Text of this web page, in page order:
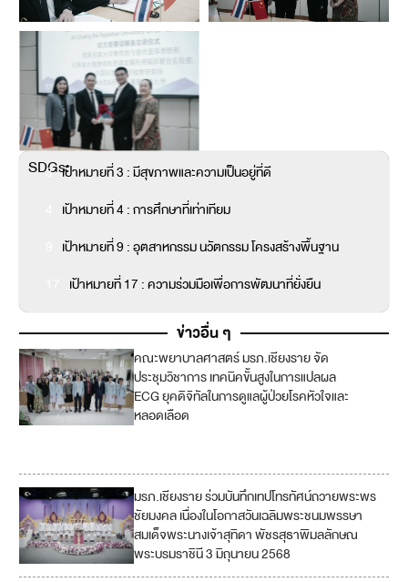
SDGs:
3 เป้าหมายที่ 3 : มีสุขภาพและความเป็นอยู่ที่ดี
เป้าหมายที่ 4 : การศึกษาที่เท่าเทียม
เป้าหมายที่ 9 : อุตสาหกรรม นวัตกรรม โครงสร้างพื้นฐาน
เป้าหมายที่ 17 : ความร่วมมือเพื่อการพัฒนาที่ยั่งยืน
ข่าวอื่น ๆ
คณะพยาบาลศาสตร์ มรภ.เชียงราย จัด
ประชุมวิชาการ เทคนิคขั้นสูงในการแปลผล
ECG ยุคดิจิทัลในการดูแลผู้ป่วยโรคหัวใจและ
หลอดเลือด
มรภ.เชียงราย ร่วมบันทึกเทปโทรทัศน์ถวายพระพร
ชัยมงคล เนื่องในโอกาสวันเฉลิมพระชนมพรรษา
สมเด็จพระนางเจ้าสุทิดา พัชรสุธาพิมลลักษณ
พระบรมราชินี 3 มิถุนายน 2568